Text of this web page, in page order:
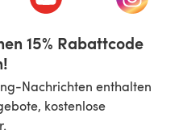
15% Rabattcode
Nachrichten enthalten
kostenlose